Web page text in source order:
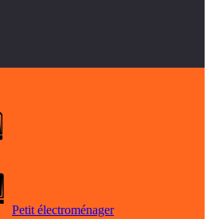
Petit électroménager